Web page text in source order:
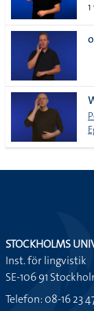
STOCKHOLMS
Inst. för lingvistik
SE-106 91
Telefon: 08-16 23